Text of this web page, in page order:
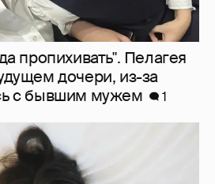
на Бали: Диана